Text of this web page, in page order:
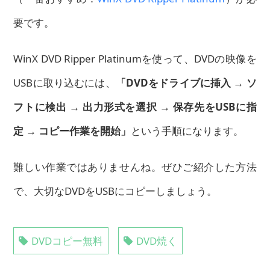
要です。
WinX DVD Ripper Platinumを使って、DVDの映像を
USBに取り込むには、
「DVDをドライブに挿入 → ソ
フトに検出 → 出力形式を選択 → 保存先をUSBに指
定 → コピー作業を開始」 という手順になります。
難しい作業ではありませんね。ぜひご紹介した方法
で、大切なDVDをUSBにコピーしましょう。
DVDコピー無料 DVD焼く